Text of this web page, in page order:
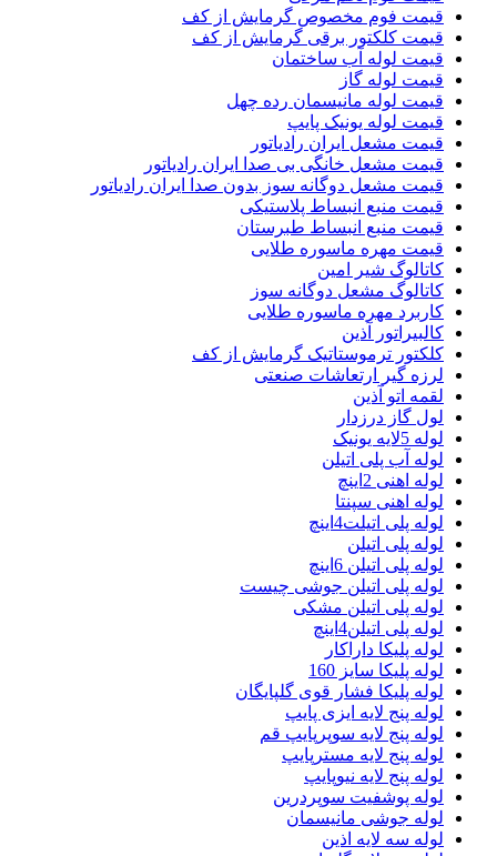
قیمت فوم مخصوص گرمایش از کف
قیمت کلکتور برقی گرمایش از کف
قیمت لوله آب ساختمان
قیمت لوله گاز
قیمت لوله مانیسمان رده چهل
قیمت لوله یونیک پایپ
قیمت مشعل ایران رادیاتور
قیمت مشعل خانگی بی صدا ایران رادیاتور
قیمت مشعل دوگانه سوز بدون صدا ایران رادیاتور
قیمت منبع انبساط پلاستیکی
قیمت منبع انبساط طبرستان
قیمت مهره ماسوره طلایی
کاتالوگ شیر امین
کاتالوگ مشعل دوگانه سوز
کاربرد مهره ماسوره طلایی
کالبیراتور آذین
کلکتور ترموستاتیک گرمایش از کف
لرزه گیر ارتعاشات صنعتی
لقمه اتو آذین
لول گاز درزدار
لوله 5لایه یونیک
لوله آب پلی اتیلن
لوله اهنی 2اینچ
لوله اهنی سپنتا
لوله پلی اتیلت4اینچ
لوله پلی اتیلن
لوله پلی اتیلن 6اینچ
لوله پلی اتیلن جوشی چیست
لوله پلی اتیلن مشکی
لوله پلی اتیلن4اینچ
لوله پلیکا داراکار
لوله پلیکا سایز 160
لوله پلیکا فشار قوی گلپایگان
لوله پنج لایه ایزی پایپ
لوله پنج لایه سوپرپایپ قم
لوله پنج لایه مسترپایپ
لوله پنج لایه نیوپایپ
لوله پوشفیت سوپردرین
لوله جوشی مانیسمان
لوله سه لایه اذین